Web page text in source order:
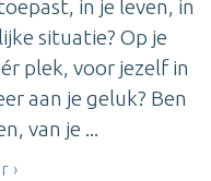
in je leven, in
situatie? Op je
plek, voor jezelf in
aan je geluk? Ben
van je ...